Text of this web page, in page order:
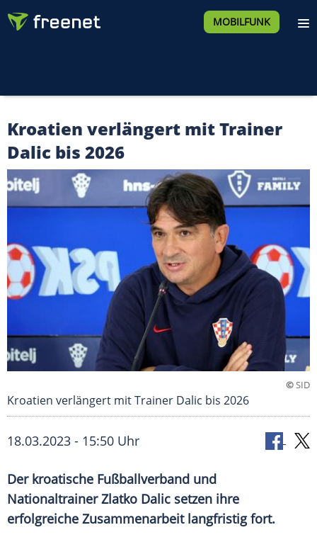
MOBILFUNK
Kroatien verlängert mit Trainer
Dalic bis 2026
©SID
Kroatien verlängert mit Trainer Dalic bis 2026
18.03.2023 - 15:50 Uhr
Der kroatische Fußballverband und
Nationaltrainer Zlatko Dalic setzen ihre
erfolgreiche Zusammenarbeit langfristig fort.